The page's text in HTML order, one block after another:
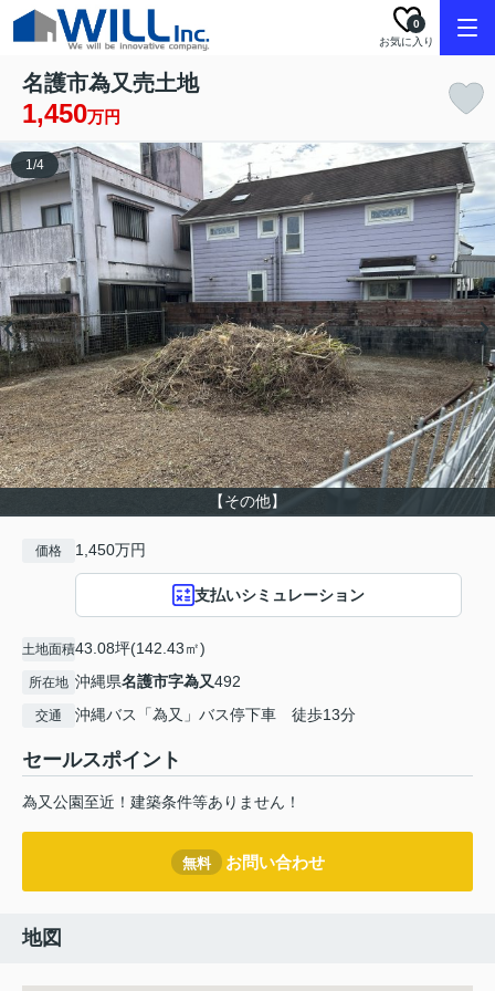
お気に入り
0
名護市為又売土地
1,450万円
【その他】
1/4
価格 1,450万円
支払いシミュレーション
土地面積43.08坪(142.43㎡)
所在地 沖縄県名護市字為又492
交通 沖縄バス「為又」バス停下車 徒歩13分
セールスポイント
為又公園至近！建築条件等ありません！
無料 お問い合わせ
地図